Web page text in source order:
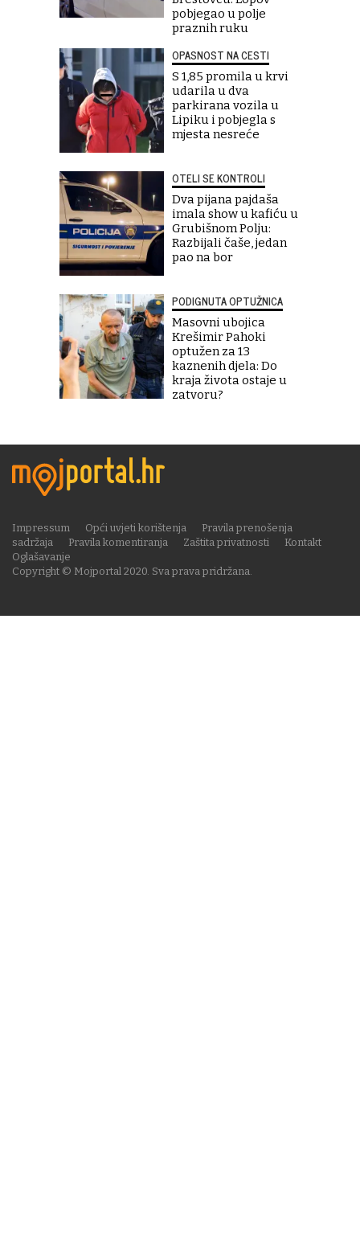
pobjegao u polje
praznih ruku
OPASNOST NA CESTI
S 1,85 promila u krvi
udarila u dva
parkirana vozila u
Lipiku i pobjegla s
mjesta nesreće
OTELI SE KONTROLI
Dva pijana pajdaša
imala show u kafiću u
Grubišnom Polju:
Razbijali čaše, jedan
pao na bor
PODIGNUTA OPTUŽNICA
Masovni ubojica
Krešimir Pahoki
optužen za 13
kaznenih djela: Do
kraja života ostaje u
zatvoru?
Copyright © Mojportal 2020. Sva prava pridržana.
Impressum Opći uvjeti korištenja
Pravila prenošenja
sadržaja
Pravila komentiranja Zaštita privatnosti
Kontakt
Oglašavanje